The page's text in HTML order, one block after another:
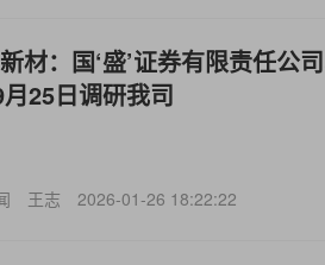
材：国‘盛’证券有限责任公
25日调研我司
王志 2026-01-26 18:22:22